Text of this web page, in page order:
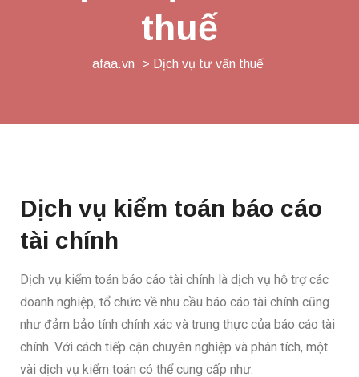
thuế
afaa.vn > Dịch vụ tư vấn thuế
Dịch vụ kiểm toán báo cáo
tài chính
Dịch vụ kiểm toán báo cáo tài chính là dịch vụ hỗ trợ các
doanh nghiệp, tổ chức về nhu cầu báo cáo tài chính cũng
như đảm bảo tính chính xác và trung thực của báo cáo tài
chính. Với cách tiếp cận chuyên nghiệp và phân tích, một
vài dịch vụ kiểm toán có thể cung cấp như: